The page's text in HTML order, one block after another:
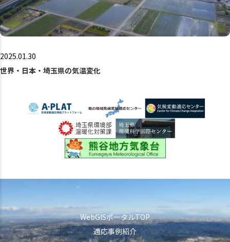
2025.01.30
世界・日本・埼玉県の気温変化
WebGISポータルTOP
適応事例紹介